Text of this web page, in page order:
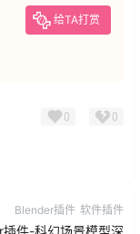
给TA打赏
0 0
Blender插件 软件插件
件-科幻场景模型深